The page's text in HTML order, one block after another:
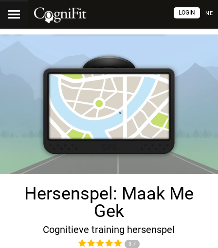
NE
LOGIN
Hersenspel: Maak Me
Gek
Cognitieve training hersenspel
3.7